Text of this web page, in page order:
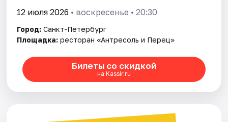
12 июля 2026 • воскресенье • 20:30
Город: Санкт-Петербург
Площадка: ресторан «Антресоль и Перец»
Билеты со скидкой
на Kassir.ru